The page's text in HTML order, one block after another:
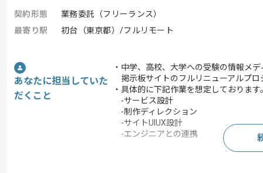
契約形態
業務委託（フリーランス）
最寄り駅
初台（東京都）/フルリモート
あなたに担当していた
だくこと
・中学、高校、大学への受験の情報メ
掲示板サイトのフルリニューアルプロ
・具体的に下記作業を想定しております
-サービス設計
-制作ディレクション
-サイトUIUX設計
-エンジニアとの連携